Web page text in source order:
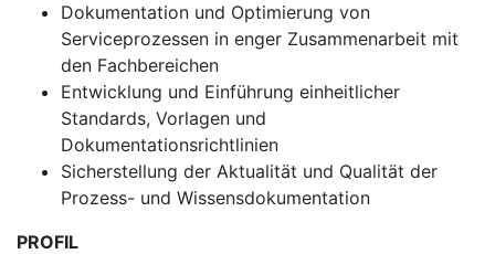
Dokumentation und Optimierung von
Serviceprozessen in enger Zusammenarbeit mit
den Fachbereichen
Entwicklung und Einführung einheitlicher
Standards, Vorlagen und
Dokumentationsrichtlinien
Sicherstellung der Aktualität und Qualität der
Prozess- und Wissensdokumentation
PROFIL